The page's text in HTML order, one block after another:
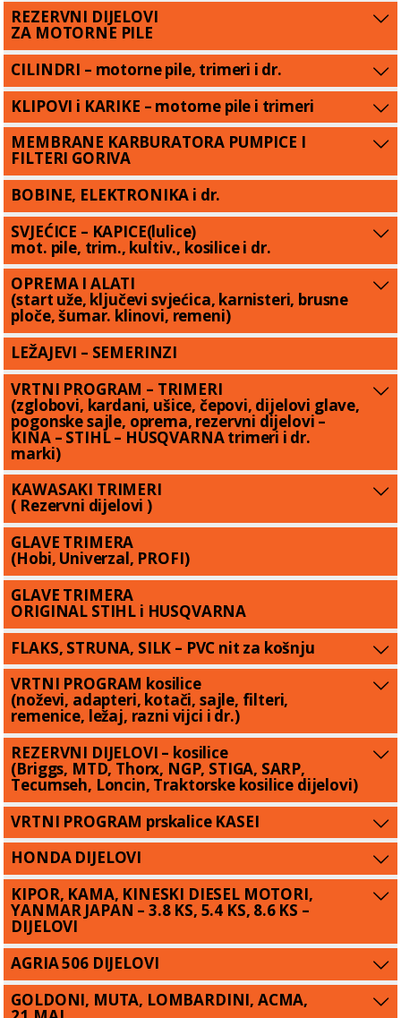
REZERVNI DIJELOVI
ZA MOTORNE PILE
CILINDRI – motorne pile, trimeri i dr.
KLIPOVI i KARIKE – motorne pile i trimeri
MEMBRANE KARBURATORA PUMPICE I
FILTERI GORIVA
BOBINE, ELEKTRONIKA i dr.
SVJEĆICE – KAPICE(lulice)
mot. pile, trim., kultiv., kosilice i dr.
OPREMA I ALATI
(start uže, ključevi svjećica, karnisteri, brusne
ploče, šumar. klinovi, remeni)
LEŽAJEVI – SEMERINZI
VRTNI PROGRAM – TRIMERI
(zglobovi, kardani, ušice, čepovi, dijelovi glave,
pogonske sajle, oprema, rezervni dijelovi –
KINA – STIHL – HUSQVARNA trimeri i dr.
marki)
KAWASAKI TRIMERI
( Rezervni dijelovi )
GLAVE TRIMERA
(Hobi, Univerzal, PROFI)
GLAVE TRIMERA
ORIGINAL STIHL i HUSQVARNA
FLAKS, STRUNA, SILK – PVC nit za košnju
VRTNI PROGRAM kosilice
(noževi, adapteri, kotači, sajle, filteri,
remenice, ležaj, razni vijci i dr.)
REZERVNI DIJELOVI – kosilice
(Briggs, MTD, Thorx, NGP, STIGA, SARP,
Tecumseh, Loncin, Traktorske kosilice dijelovi)
VRTNI PROGRAM prskalice KASEI
HONDA DIJELOVI
KIPOR, KAMA, KINESKI DIESEL MOTORI,
YANMAR JAPAN – 3.8 KS, 5.4 KS, 8.6 KS –
DIJELOVI
AGRIA 506 DIJELOVI
GOLDONI, MUTA, LOMBARDINI, ACMA,